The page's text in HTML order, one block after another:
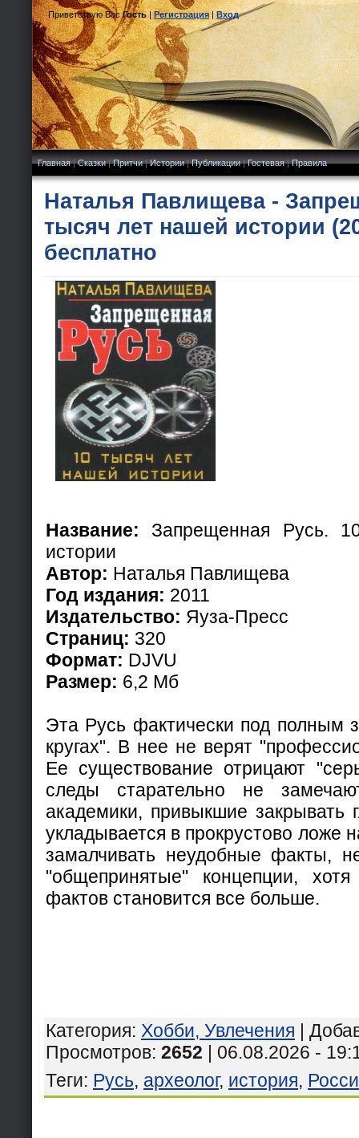
Приветствую Вас Гость|Регистрация|Вход
Главная|Сказки|Притчи|Истории|Публикации|Гостевая|Правила
Наталья Павлищева -
тысяч лет нашей истории
бесплатно
Название: Запрещенная Русь.
истории
Автор: Наталья Павлищева
Год издания: 2011
Издательство: Яуза-Пресс
Страниц: 320
Формат: DJVU
Размер: 6,2 Мб
Эта Русь фактически под полным
кругах". В нее не верят
Ее существование отрицают
следы старательно не
академики, привыкшие закрывать
укладывается в прокрустово ложе
замалчивать неудобные факты,
"общепринятые" концепции,
фактов становится все больше.
Категория: Хобби, Увлечения |
Просмотров: 2652 | 06.08.2026 -
Теги: Русь, археолог, история,